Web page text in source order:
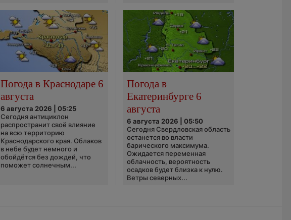
Погода в Краснодаре 6
августа
6 августа 2026 | 05:25
Сегодня антициклон
распространит своё влияние
на всю территорию
Краснодарского края. Облаков
в небе будет немного и
обойдётся без дождей, что
поможет солнечным...
Погода в
Екатеринбурге 6
августа
6 августа 2026 | 05:50
Сегодня Свердловская область
останется во власти
барического максимума.
Ожидается переменная
облачность, вероятность
осадков будет близка к нулю.
Ветры северных...